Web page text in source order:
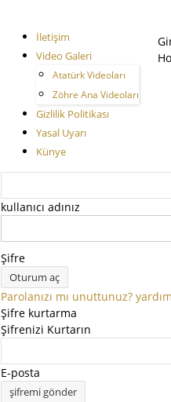
İletişim
Video Galeri
Atatürk Videoları
Zöhre Ana Videoları
Gizlilik Politikası
Yasal Uyarı
Künye
kullanıcı adınız
Şifre
Parolanızı mı unuttunuz?
Şifre kurtarma
Şifrenizi Kurtarın
E-posta